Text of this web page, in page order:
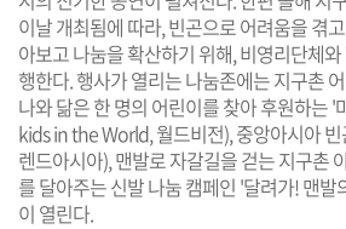
이날 개최됨에 따라, 빈곤으로 어려움을 겪
아보고 나눔을 확산하기 위해, 비영리단체
행한다. 행사가 열리는 나눔존에는 지구촌
나와 닮은 한 명의 어린이를 찾아 후원하는 '
kids in the World, 월드비전), 중앙아시아
렌드아시아), 맨발로 자갈길을 걷는 지구촌
를 달아주는 신발 나눔 캠페인 '달려가! 맨발
이 열린다.